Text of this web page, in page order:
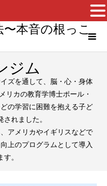
本音の根っこ
ジム
ズを通して、脳・心・身体
リカの教育学博士ポール・
の学習に困難を抱える子ど
れました。
アメリカやイギリスなどで
上のプログラムとして導入
。